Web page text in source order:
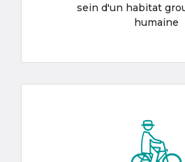
sein d'un habitat
humaine